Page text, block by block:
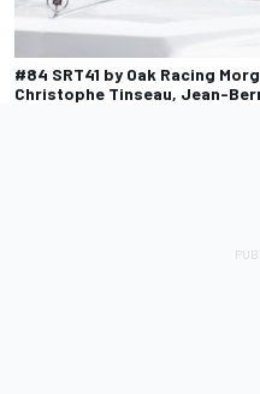
#84 SRT41 by Oak Racing
Christophe Tinseau, Jean-